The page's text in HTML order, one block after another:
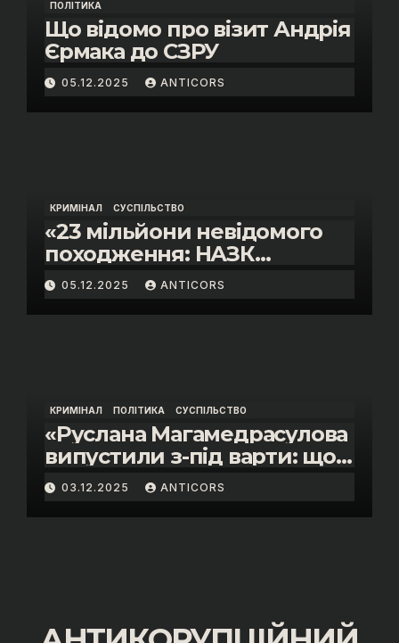
ПОЛІТИКА
Що відомо про візит Андрія
Єрмака до СЗРУ
05.12.2025 ANTICORS
КРИМІНАЛ СУСПІЛЬСТВО
«23 мільйони невідомого
походження: НАЗК
викрило розкішне життя
інспектора митниці “Тиса”
Василя Пупени»
05.12.2025 ANTICORS
КРИМІНАЛ ПОЛІТИКА СУСПІЛЬСТВО
«Руслана Магамедрасулова
випустили з-під варти: що
відбувалось у залі суду»
03.12.2025 ANTICORS